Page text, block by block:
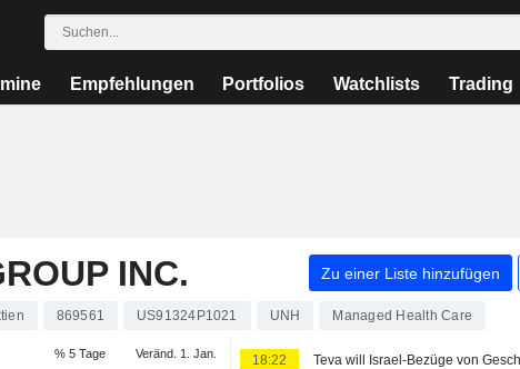
Empfehlungen Portfolios Watchlists Trading
INC. Zu einer Liste hinzufügen
869561 US91324P1021 UNH Managed Health Care
% 5 Tage Veränd. 1. Jan. 18:22